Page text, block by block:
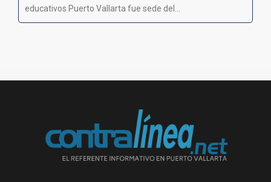
educativos Puerto Vallarta fue sede del...